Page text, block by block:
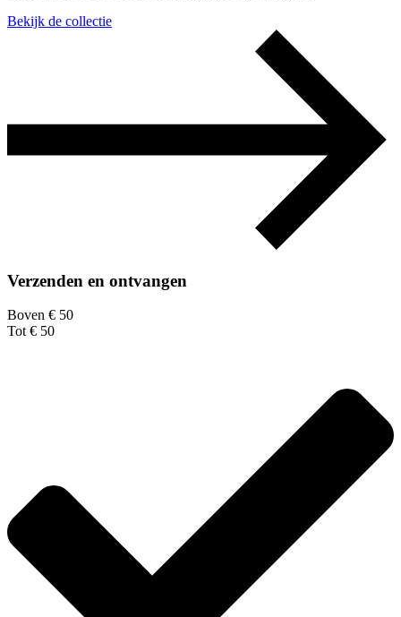
Bekijk de collectie
Verzenden en ontvangen
Boven € 50
Tot € 50